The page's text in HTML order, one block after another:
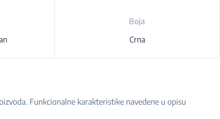
Boja
Crna
Funkcionalne karakteristike navedene u opisu